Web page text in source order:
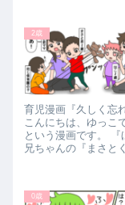
2歳
育児漫画『久しく忘
こんにちは、ゆっこ
という漫画です。
兄ちゃんの『まさと
0歳